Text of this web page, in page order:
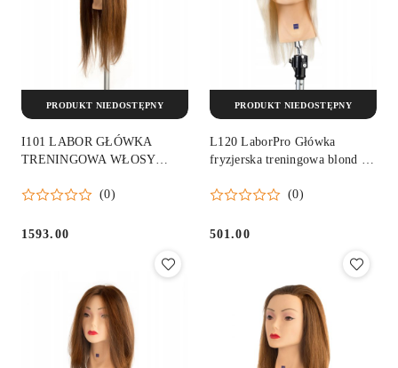
I101 LABOR GŁÓWKA
TRENINGOWA WŁOSY
(0)
Cena:
1593.00
PRODUKT NIEDOSTĘPNY
L120 LaborPro Główka
fryzjerska treningowa blond 35
(0)
Cena:
501.00
PRODUKT NIEDOSTĘPNY